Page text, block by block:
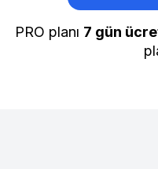
PRO planı 7 gün